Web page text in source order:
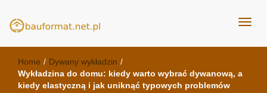
meble kuchenne Bauformat
Home / Dywany wykładzin /
Wykładzina do domu: kiedy warto wybrać dywanową, a
kiedy elastyczną i jak uniknąć typowych problemów